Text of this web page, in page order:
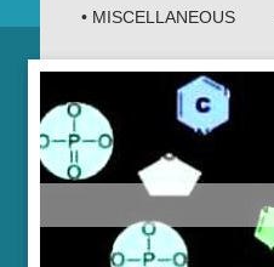
• MISCELLANEOUS